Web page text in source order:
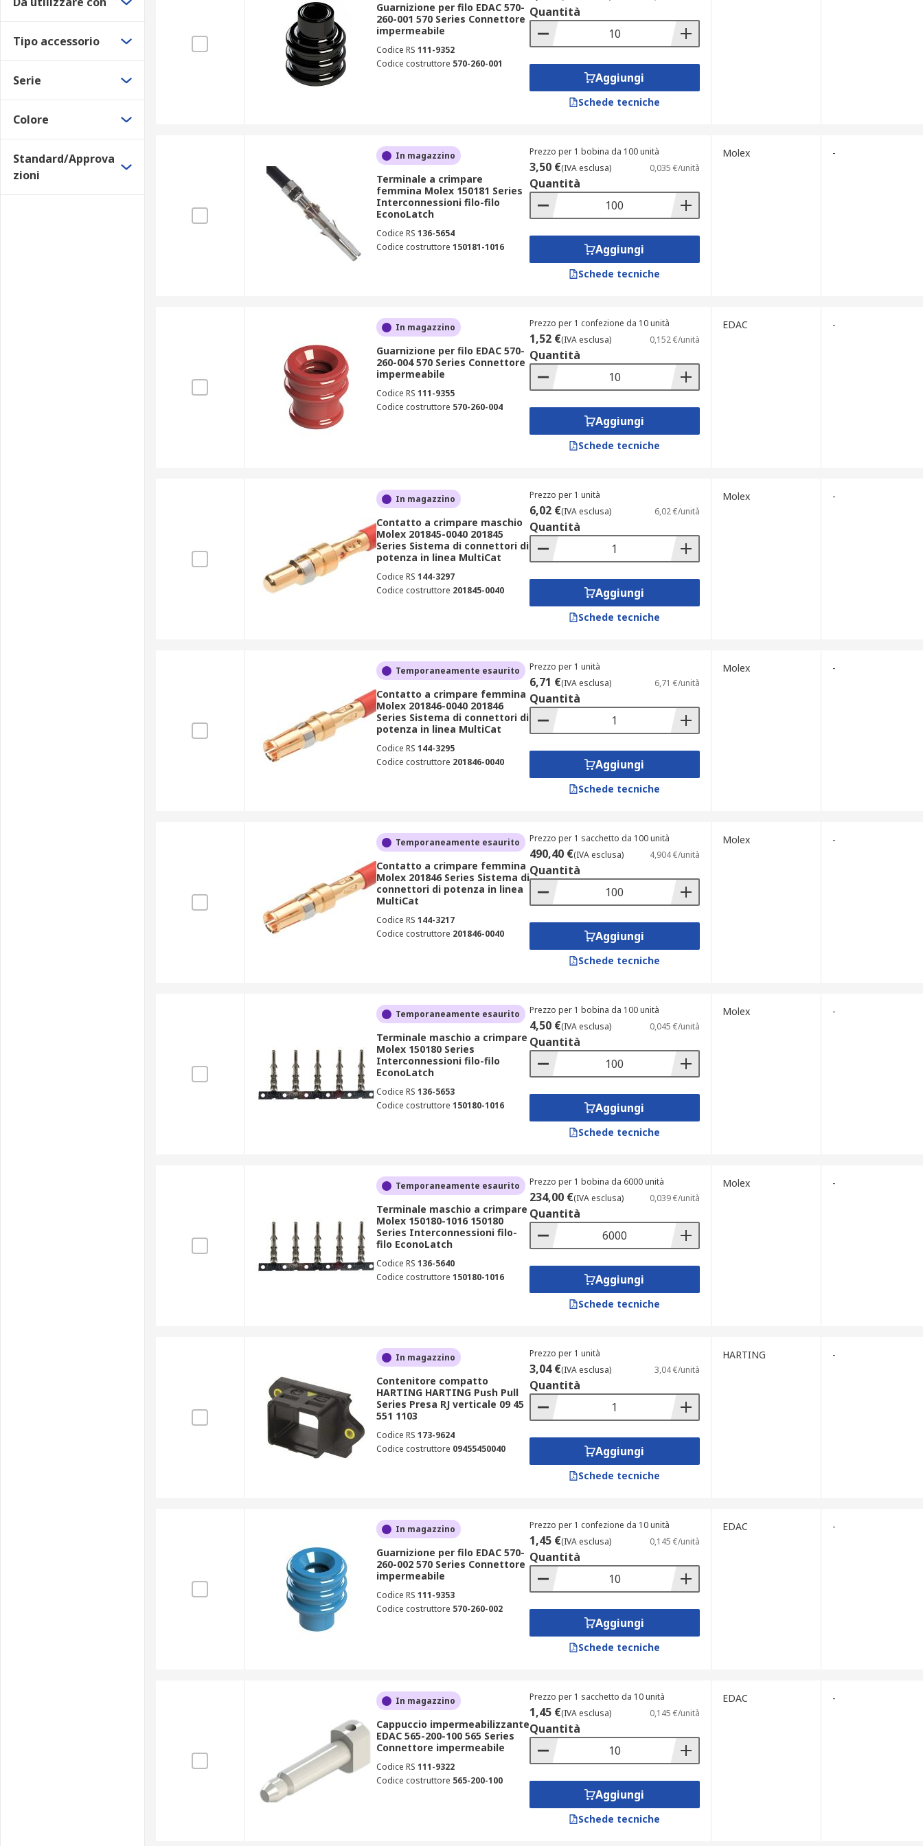
Tipo accessorio
Serie
Colore
Standard/Approva
zioni
Guarnizione per filo EDAC 570-
260-001 570 Series Connettore
impermeabile
Codice RS 111-9352
Codice costruttore 570-260-001
Quantità
Aggiungi
Schede tecniche
In magazzino
Terminale a crimpare
femmina Molex 150181 Series
Interconnessioni filo-filo
EconoLatch
Codice RS 136-5654
Codice costruttore 150181-1016
Prezzo per 1 bobina da 100 unità
3,50 €(IVA esclusa) 0,035 €/unità
Quantità
Aggiungi
Schede tecniche
Molex -
In magazzino
Guarnizione per filo EDAC 570-
260-004 570 Series Connettore
impermeabile
Codice RS 111-9355
Codice costruttore 570-260-004
Prezzo per 1 confezione da 10 unità
1,52 €(IVA esclusa) 0,152 €/unità
Quantità
Aggiungi
Schede tecniche
EDAC -
In magazzino
Contatto a crimpare maschio
Molex 201845-0040 201845
Series Sistema di connettori di
potenza in linea MultiCat
Codice RS 144-3297
Codice costruttore 201845-0040
Prezzo per 1 unità
6,02 €(IVA esclusa) 6,02 €/unità
Quantità
Aggiungi
Schede tecniche
Molex -
Temporaneamente esaurito
Contatto a crimpare femmina
Molex 201846-0040 201846
Series Sistema di connettori di
potenza in linea MultiCat
Codice RS 144-3295
Codice costruttore 201846-0040
Prezzo per 1 unità
6,71 €(IVA esclusa) 6,71 €/unità
Quantità
Aggiungi
Schede tecniche
Molex -
Temporaneamente esaurito
Contatto a crimpare femmina
Molex 201846 Series Sistema di
connettori di potenza in linea
MultiCat
Codice RS 144-3217
Codice costruttore 201846-0040
Prezzo per 1 sacchetto da 100 unità
490,40 €(IVA esclusa) 4,904 €/unità
Quantità
Aggiungi
Schede tecniche
Molex -
Temporaneamente esaurito
Terminale maschio a crimpare
Molex 150180 Series
Interconnessioni filo-filo
EconoLatch
Codice RS 136-5653
Codice costruttore 150180-1016
Prezzo per 1 bobina da 100 unità
4,50 €(IVA esclusa) 0,045 €/unità
Quantità
Aggiungi
Schede tecniche
Molex -
Temporaneamente esaurito
Terminale maschio a crimpare
Molex 150180-1016 150180
Series Interconnessioni filo-
filo EconoLatch
Codice RS 136-5640
Codice costruttore 150180-1016
Prezzo per 1 bobina da 6000 unità
234,00 €(IVA esclusa) 0,039 €/unità
Quantità
Aggiungi
Schede tecniche
Molex -
In magazzino
Contenitore compatto
HARTING HARTING Push Pull
Series Presa RJ verticale 09 45
551 1103
Codice RS 173-9624
Codice costruttore 09455450040
Prezzo per 1 unità
3,04 €(IVA esclusa) 3,04 €/unità
Quantità
Aggiungi
Schede tecniche
HARTING -
In magazzino
Guarnizione per filo EDAC 570-
260-002 570 Series Connettore
impermeabile
Codice RS 111-9353
Codice costruttore 570-260-002
Prezzo per 1 confezione da 10 unità
1,45 €(IVA esclusa) 0,145 €/unità
Quantità
Aggiungi
Schede tecniche
EDAC -
In magazzino
Cappuccio impermeabilizzante
EDAC 565-200-100 565 Series
Connettore impermeabile
Codice RS 111-9322
Codice costruttore 565-200-100
Prezzo per 1 sacchetto da 10 unità
1,45 €(IVA esclusa) 0,145 €/unità
Quantità
Aggiungi
Schede tecniche
EDAC -